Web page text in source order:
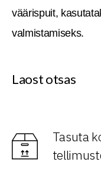
väärispuit,
valmistamiseks.
Laost otsas
Tasuta